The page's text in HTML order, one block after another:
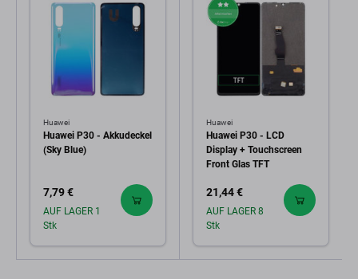
Huawei
Huawei P30 - Akkudeckel
(Sky Blue)
7,79 €
AUF LAGER 1
Stk
Huawei
Huawei P30 - LCD
Display + Touchscreen
Front Glas TFT
21,44 €
AUF LAGER 8
Stk